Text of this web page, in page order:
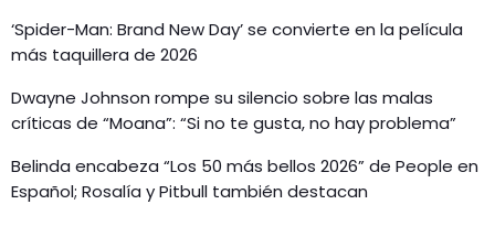
‘Spider-Man: Brand New Day’ se convierte en la película
más taquillera de 2026
Dwayne Johnson rompe su silencio sobre las malas
críticas de “Moana”: “Si no te gusta, no hay problema”
Belinda encabeza “Los 50 más bellos 2026” de People en
Español; Rosalía y Pitbull también destacan